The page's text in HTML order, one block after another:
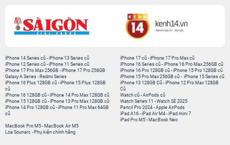
iPhone 14 Series cũ -iPhone 13 Series cũ
iPhone 12 Series cũ -iPhone 11 Series cũ
iPhone 17 Pro Max 256GB -iPhone 17 Pro 256GB
Galaxy A Series - Redmi Series
iPhone 17 cũ -iPhone 17 Pro Max cũ
iPhone 16 Series cũ - iPhone 16 Pro Max 256GB cũ
iPhone 16 Pro 128GB cũ -iPhone 15 Pro 128GB cũ
iPhone 15 Pro Max 256GB cũ - iPhone 15 Series cũ
iPhone 16 Plus 128GB cũ -iPhone 15 Plus 128GB
cũ
iPhone 16 128GB cũ -iPhone 14 Pro Max 128GB cũ
iPhone 15 128GB cũ -iPhone 13 Pro Max 128GB cũ
iPhone 14 Pro 128GB cũ -iPhone 11 Pro Max 64GB
cũ
iPhone 13 128GB Cũ -iPhone 12 Pro Max 128GB
Cũ
Watch cũ -AirPods cũ
Watch Series 11 -Watch SE 2025
Pencil Pro 2024 -Apple AirPods
iPad A16 -iPad Air M4 -iPad mini 7
iPad Pro M5 - MacBook Neo
MacBook Pro M5 - MacBook Air M5
Loa Sounarc - Phụ kiện chính hãng